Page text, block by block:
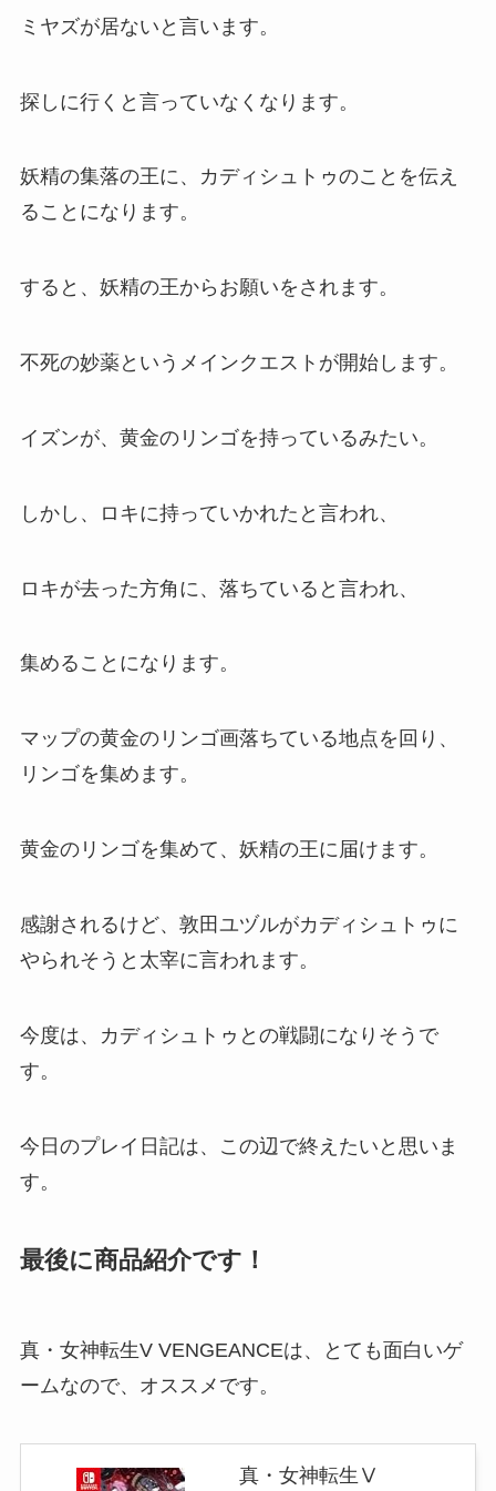
ミヤズが居ないと言います。
探しに行くと言っていなくなります。
妖精の集落の王に、カディシュトゥのことを伝え
ることになります。
すると、妖精の王からお願いをされます。
不死の妙薬というメインクエストが開始します。
イズンが、黄金のリンゴを持っているみたい。
しかし、ロキに持っていかれたと言われ、
ロキが去った方角に、落ちていると言われ、
集めることになります。
マップの黄金のリンゴ画落ちている地点を回り、
リンゴを集めます。
黄金のリンゴを集めて、妖精の王に届けます。
感謝されるけど、敦田ユヅルがカディシュトゥに
やられそうと太宰に言われます。
今度は、カディシュトゥとの戦闘になりそうで
す。
今日のプレイ日記は、この辺で終えたいと思いま
す。
最後に商品紹介です！
真・女神転生V VENGEANCEは、とても面白いゲ
ームなので、オススメです。
真・女神転生Ⅴ